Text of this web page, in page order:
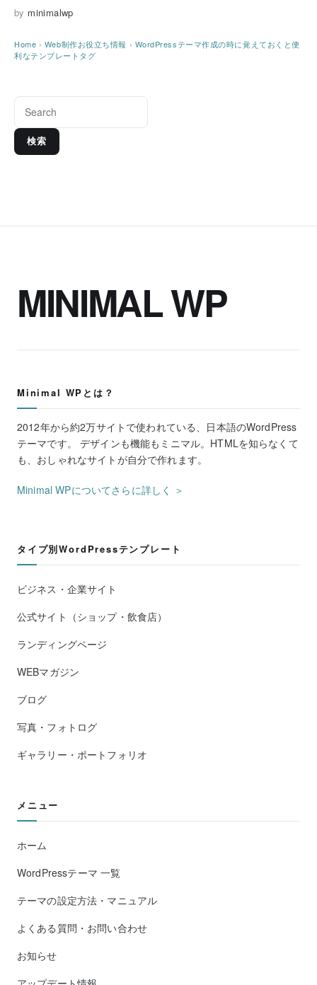
by minimalwp
Home › Web制作お役立ち情報 › WordPressテーマ作成の時に覚えておくと便
利なテンプレートタグ
検索
MINIMAL WP
Minimal WPとは？
2012年から約2万サイトで使われている、日本語のWordPress
テーマです。 デザインも機能もミニマル。HTMLを知らなくて
も、おしゃれなサイトが自分で作れます。
Minimal WPについてさらに詳しく ＞
タイプ別WordPressテンプレート
ビジネス・企業サイト
公式サイト（ショップ・飲食店）
ランディングページ
WEBマガジン
ブログ
写真・フォトログ
ギャラリー・ポートフォリオ
メニュー
ホーム
WordPressテーマ 一覧
テーマの設定方法・マニュアル
よくある質問・お問い合わせ
お知らせ